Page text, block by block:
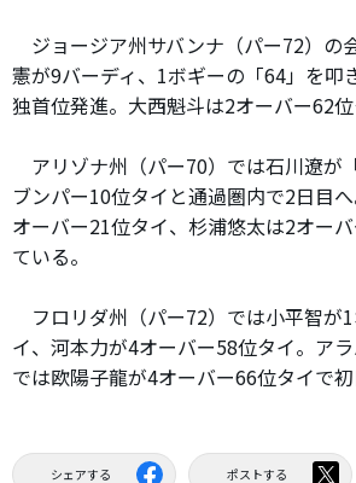
ジョージア州サバンナ（パー72）の
憲が9バーディ、1ボギーの「64」を叩
独首位発進。大西魁斗は2オーバー62位
アリゾナ州（パー70）では石川遼が
ブンパー10位タイと通過圏内で2日目
オーバー21位タイ、杉浦悠太は2オー
ている。
フロリダ州（パー72）では小平智が
イ、河本力が4オーバー58位タイ。アラ
では欧陽子龍が4オーバー66位タイで初
シェアする ポストする